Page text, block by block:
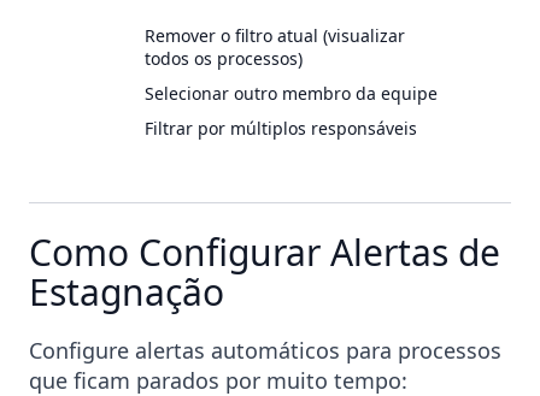
Remover o filtro atual (visualizar
todos os processos)
Selecionar outro membro da equipe
Filtrar por múltiplos responsáveis
Como Configurar Alertas de
Estagnação
Configure alertas automáticos para processos
que ficam parados por muito tempo: